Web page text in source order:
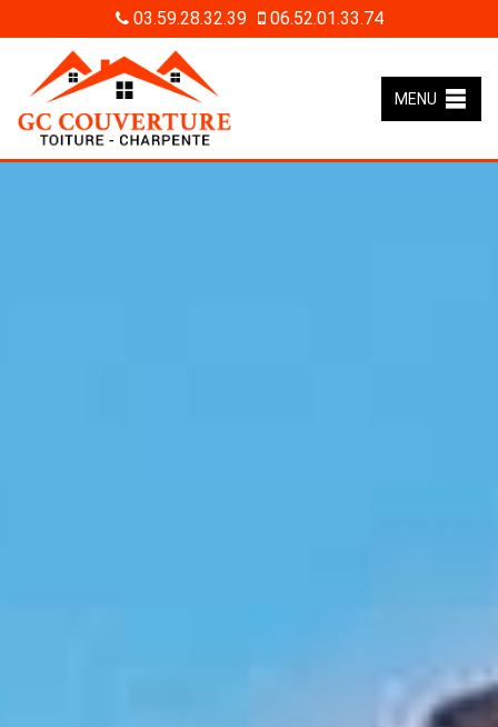
03.59.28.32.39 06.52.01.33.74
MENU